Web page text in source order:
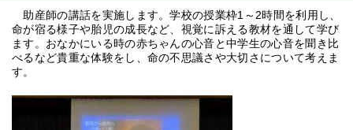
助産師の講話を実施します。学校の授業枠1～2時間を利用し、
命が宿る様子や胎児の成長など、視覚に訴える教材を通して学び
ます。おなかにいる時の赤ちゃんの心音と中学生の心音を聞き比
べるなど貴重な体験をし、命の不思議さや大切さについて考えま
す。